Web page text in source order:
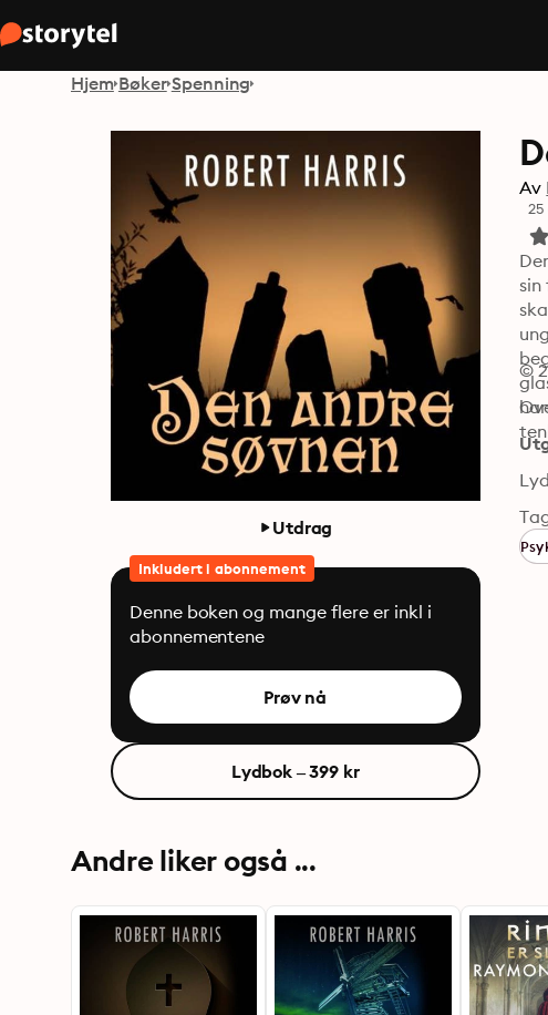
Hjem Bøker Spenning
Utdrag
Inkludert i abonnement
Denne boken og mange flere er inkl i
abonnementene
Prøv nå
Lydbok – 399 kr
Av
sin
©
Andre liker også ...